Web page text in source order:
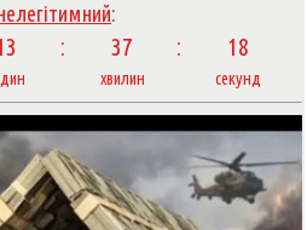
:
37 20